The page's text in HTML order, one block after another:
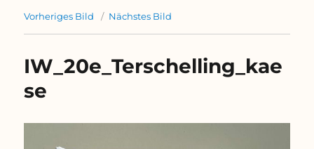
Vorheriges Bild Nächstes Bild
IW_20e_Terschelling_kae
se